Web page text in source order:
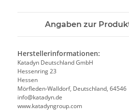
Angaben zur
Herstellerinformationen:
Katadyn Deutschland GmbH
Hessenring 23
Hessen
Mörfleden-Walldorf, Deutschland, 64546
info@katadyn.de
www.katadyngroup.com